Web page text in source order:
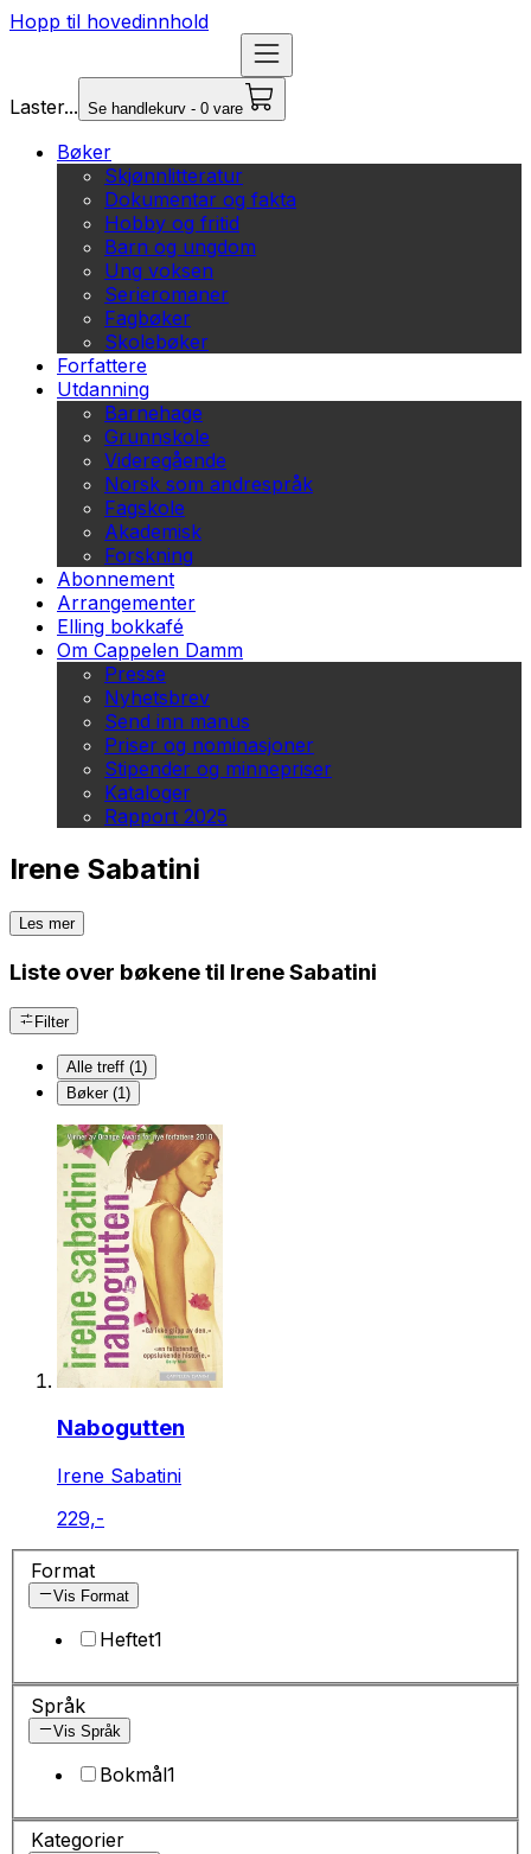
Hopp til hovedinnhold
Laster... Se handlekurv - 0 vare
Bøker
Skjønnlitteratur
Dokumentar og fakta
Hobby og fritid
Barn og ungdom
Ung voksen
Serieromaner
Fagbøker
Skolebøker
Forfattere
Utdanning
Barnehage
Grunnskole
Videregående
Norsk som andrespråk
Fagskole
Akademisk
Forskning
Abonnement
Arrangementer
Elling bokkafé
Om Cappelen Damm
Presse
Nyhetsbrev
Send inn manus
Priser og nominasjoner
Stipender og minnepriser
Kataloger
Rapport 2025
Irene Sabatini
Les mer
Liste over bøkene til Irene Sabatini
Filter
Alle treff (1)
Bøker (1)
Nabogutten
Irene Sabatini
229,-
Format
Vis Format
Heftet1
Språk
Vis Språk
Bokmål1
Kategorier